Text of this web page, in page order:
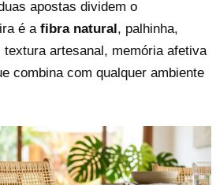
apostas dividem o
é a fibra natural, palhinha,
artesanal, memória afetiva
combina com qualquer ambiente